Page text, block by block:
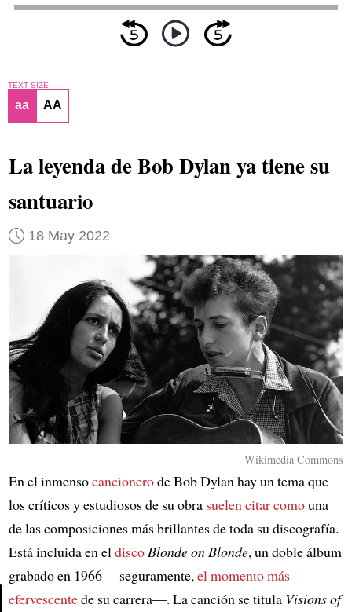
TEXT SIZE
aa AA
La leyenda de Bob Dylan ya tiene su
santuario
18 May 2022
Wikimedia Commons
En el inmensocancionerode Bob Dylan hay un tema que
los críticos y estudiosos de su obra suelen citar comouna
de las composiciones más brillantes de toda su discografía.
Está incluida en eldiscoBlonde on Blonde, un doble álbum
grabado en 1966 —seguramente,el momento más
efervescentede su carrera—. La canción se titula Visions of